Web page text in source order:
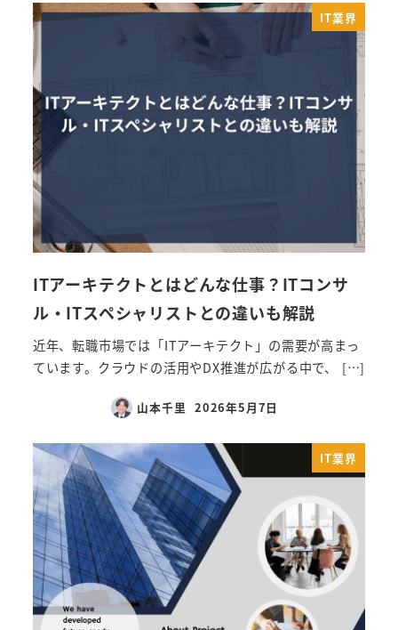
IT業界
ITアーキテクトとはどんな仕事？ITコンサ
ル・ITスペシャリストとの違いも解説
近年、転職市場では「ITアーキテクト」の需要が高まっ
ています。クラウドの活用やDX推進が広がる中で、 […]
山本千里 2026年5月7日
IT業界